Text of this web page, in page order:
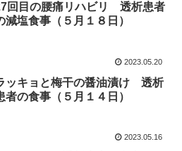
回目の腰痛リハビリ 透析患者
減塩食事（５月１８日）
2023.05.20
ッキョと梅干の醤油漬け 透析
者の食事（５月１４日）
2023.05.16